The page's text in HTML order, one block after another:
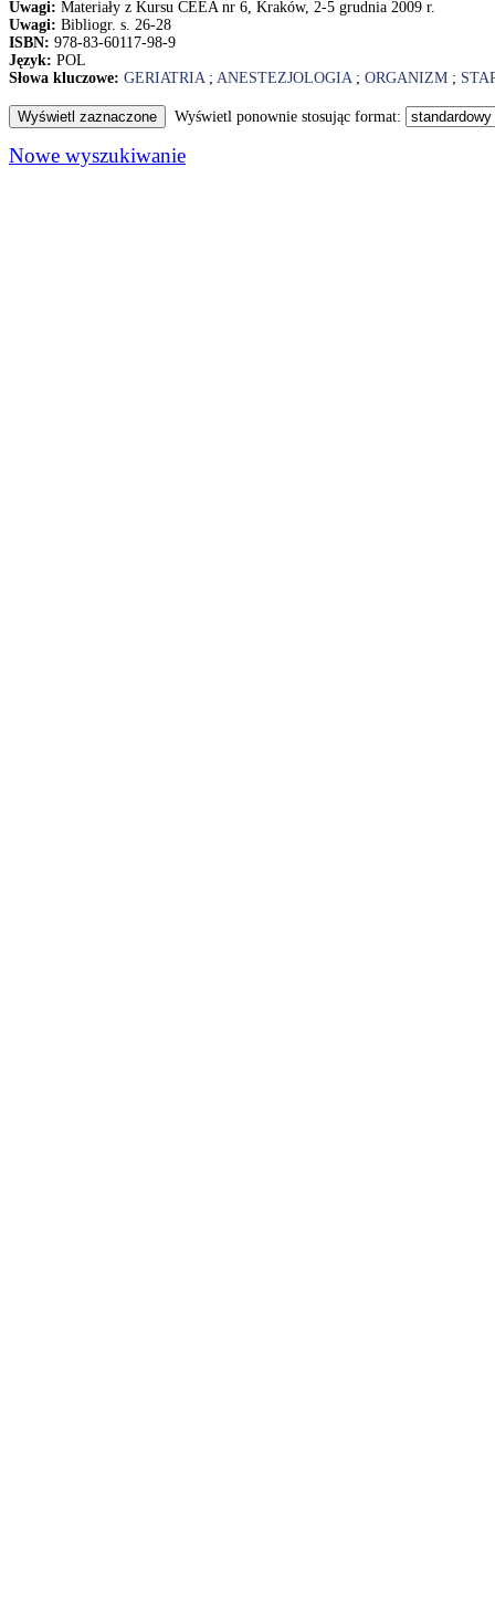
Uwagi: Materiały z Kursu CEEA nr 6, Kraków, 2-5 grudnia 2009 r.
Uwagi: Bibliogr. s. 26-28
ISBN: 978-83-60117-98-9
Język: POL
Słowa kluczowe: GERIATRIA; ANESTEZJOLOGIA; ORGANIZM ;
Wyświetl ponownie stosując format:
Nowe wyszukiwanie